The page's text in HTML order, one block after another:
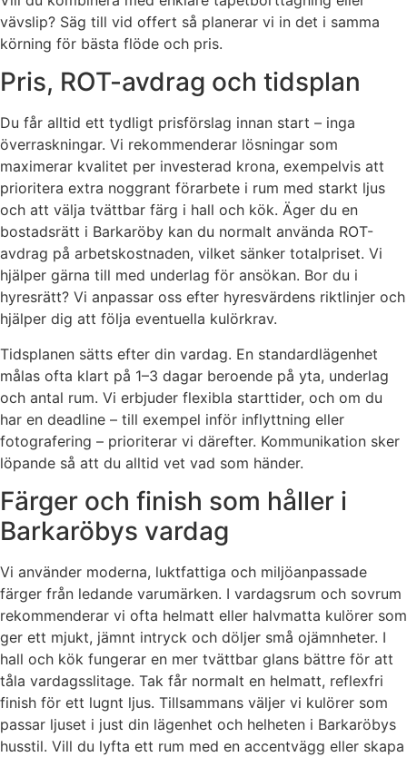
vävslip? Säg till vid offert så planerar vi in det i samma
körning för bästa flöde och pris.
Pris, ROT-avdrag och tidsplan
Du får alltid ett tydligt prisförslag innan start – inga
överraskningar. Vi rekommenderar lösningar som
maximerar kvalitet per investerad krona, exempelvis att
prioritera extra noggrant förarbete i rum med starkt ljus
och att välja tvättbar färg i hall och kök. Äger du en
bostadsrätt i Barkaröby kan du normalt använda ROT-
avdrag på arbetskostnaden, vilket sänker totalpriset. Vi
hjälper gärna till med underlag för ansökan. Bor du i
hyresrätt? Vi anpassar oss efter hyresvärdens riktlinjer och
hjälper dig att följa eventuella kulörkrav.
Tidsplanen sätts efter din vardag. En standardlägenhet
målas ofta klart på 1–3 dagar beroende på yta, underlag
och antal rum. Vi erbjuder flexibla starttider, och om du
har en deadline – till exempel inför inflyttning eller
fotografering – prioriterar vi därefter. Kommunikation sker
löpande så att du alltid vet vad som händer.
Färger och finish som håller i
Barkaröbys vardag
Vi använder moderna, luktfattiga och miljöanpassade
färger från ledande varumärken. I vardagsrum och sovrum
rekommenderar vi ofta helmatt eller halvmatta kulörer som
ger ett mjukt, jämnt intryck och döljer små ojämnheter. I
hall och kök fungerar en mer tvättbar glans bättre för att
tåla vardagsslitage. Tak får normalt en helmatt, reflexfri
finish för ett lugnt ljus. Tillsammans väljer vi kulörer som
passar ljuset i just din lägenhet och helheten i Barkaröbys
husstil. Vill du lyfta ett rum med en accentvägg eller skapa